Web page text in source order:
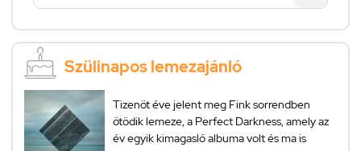
Szülinapos lemezajánló
Tizenöt éve jelent meg Fink sorrendben
ötödik lemeze, a Perfect Darkness, amely az
év egyik kimagasló albuma volt és ma is